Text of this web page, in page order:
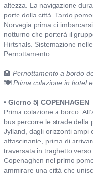
altezza. La navigazione
porto della città. Tardo
Norvegia prima di
notturno che porterà il
Hirtshals. Sistemazione
Pernottamento.
🏨 Pernottamento a bordo
🍽️Prima colazione in hotel
• Giorno 5| COPENHAGEN
Prima colazione a bordo.
bus percorre le strade della
Jylland, dagli orizzonti ampi
affascinante, prima di
traversata in traghetto
Copenaghen nel primo
ammirare una città che